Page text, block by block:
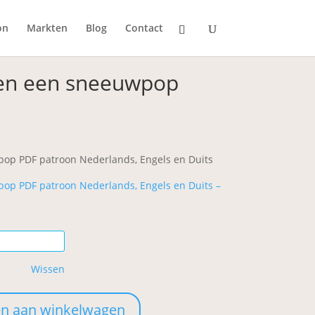
Markten Blog Contact
een sneeuwpop
PDF patroon Nederlands, Engels en Duits
PDF patroon Nederlands, Engels en Duits –
Wissen
aan winkelwagen